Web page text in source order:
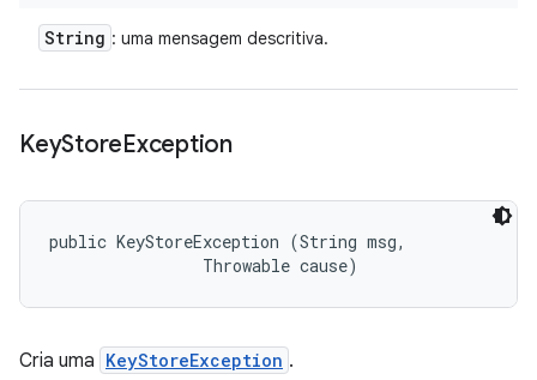
String : uma mensagem descritiva.
KeyStoreException
public KeyStoreException (String msg,
                Throwable cause)
Cria uma KeyStoreException .